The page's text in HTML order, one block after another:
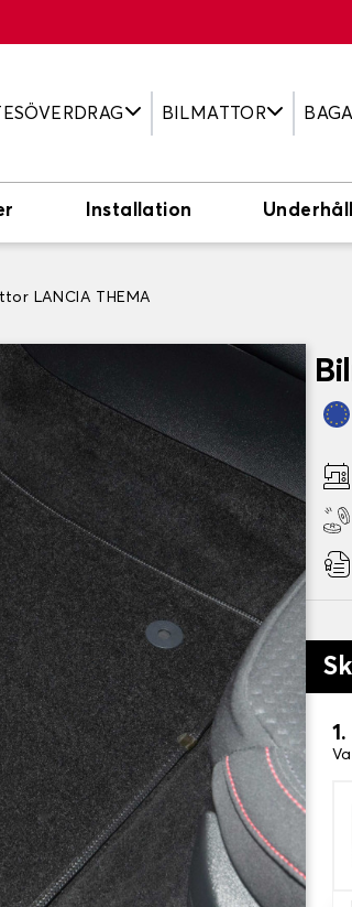
BILMATTOR
Installation Underhåll
LANCIA THEMA